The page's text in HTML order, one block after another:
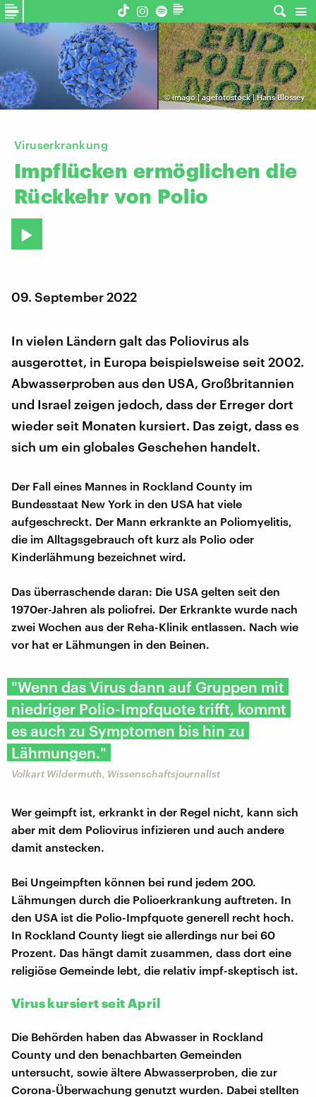
©imago | agefotostock | Hans Blossey
Viruserkrankung
Impflücken ermöglichen die
Rückkehr von Polio
09. September 2022
In vielen Ländern galt das Poliovirus als
ausgerottet, in Europa beispielsweise seit 2002.
Abwasserproben aus den USA, Großbritannien
und Israel zeigen jedoch, dass der Erreger dort
wieder seit Monaten kursiert. Das zeigt, dass es
sich um ein globales Geschehen handelt.
Der Fall eines Mannes in Rockland County im
Bundesstaat New York in den USA hat viele
aufgeschreckt. Der Mann erkrankte an Poliomyelitis,
die im Alltagsgebrauch oft kurz als Polio oder
Kinderlähmung bezeichnet wird.
Das überraschende daran: Die USA gelten seit den
1970er-Jahren als poliofrei. Der Erkrankte wurde nach
zwei Wochen aus der Reha-Klinik entlassen. Nach wie
vor hat er Lähmungen in den Beinen.
"Wenn das Virus dann auf Gruppen mit
niedriger Polio-Impfquote trifft, kommt
es auch zu Symptomen bis hin zu
Lähmungen."
Volkart Wildermuth, Wissenschaftsjournalist
Wer geimpft ist, erkrankt in der Regel nicht, kann sich
aber mit dem Poliovirus infizieren und auch andere
damit anstecken.
Bei Ungeimpften können bei rund jedem 200.
Lähmungen durch die Polioerkrankung auftreten. In
den USA ist die Polio-Impfquote generell recht hoch.
In Rockland County liegt sie allerdings nur bei 60
Prozent. Das hängt damit zusammen, dass dort eine
religiöse Gemeinde lebt, die relativ impf-skeptisch ist.
Virus kursiert seit April
Die Behörden haben das Abwasser in Rockland
County und den benachbarten Gemeinden
untersucht, sowie ältere Abwasserproben, die zur
Corona-Überwachung genutzt wurden. Dabei stellten